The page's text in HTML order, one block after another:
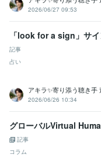
2026/06/27 09:53
「look for a sign」サ
記事
占い
アキラ✨寄り添う聴き手
2026/06/26 10:34
グローバルVirtual
記事
コラム